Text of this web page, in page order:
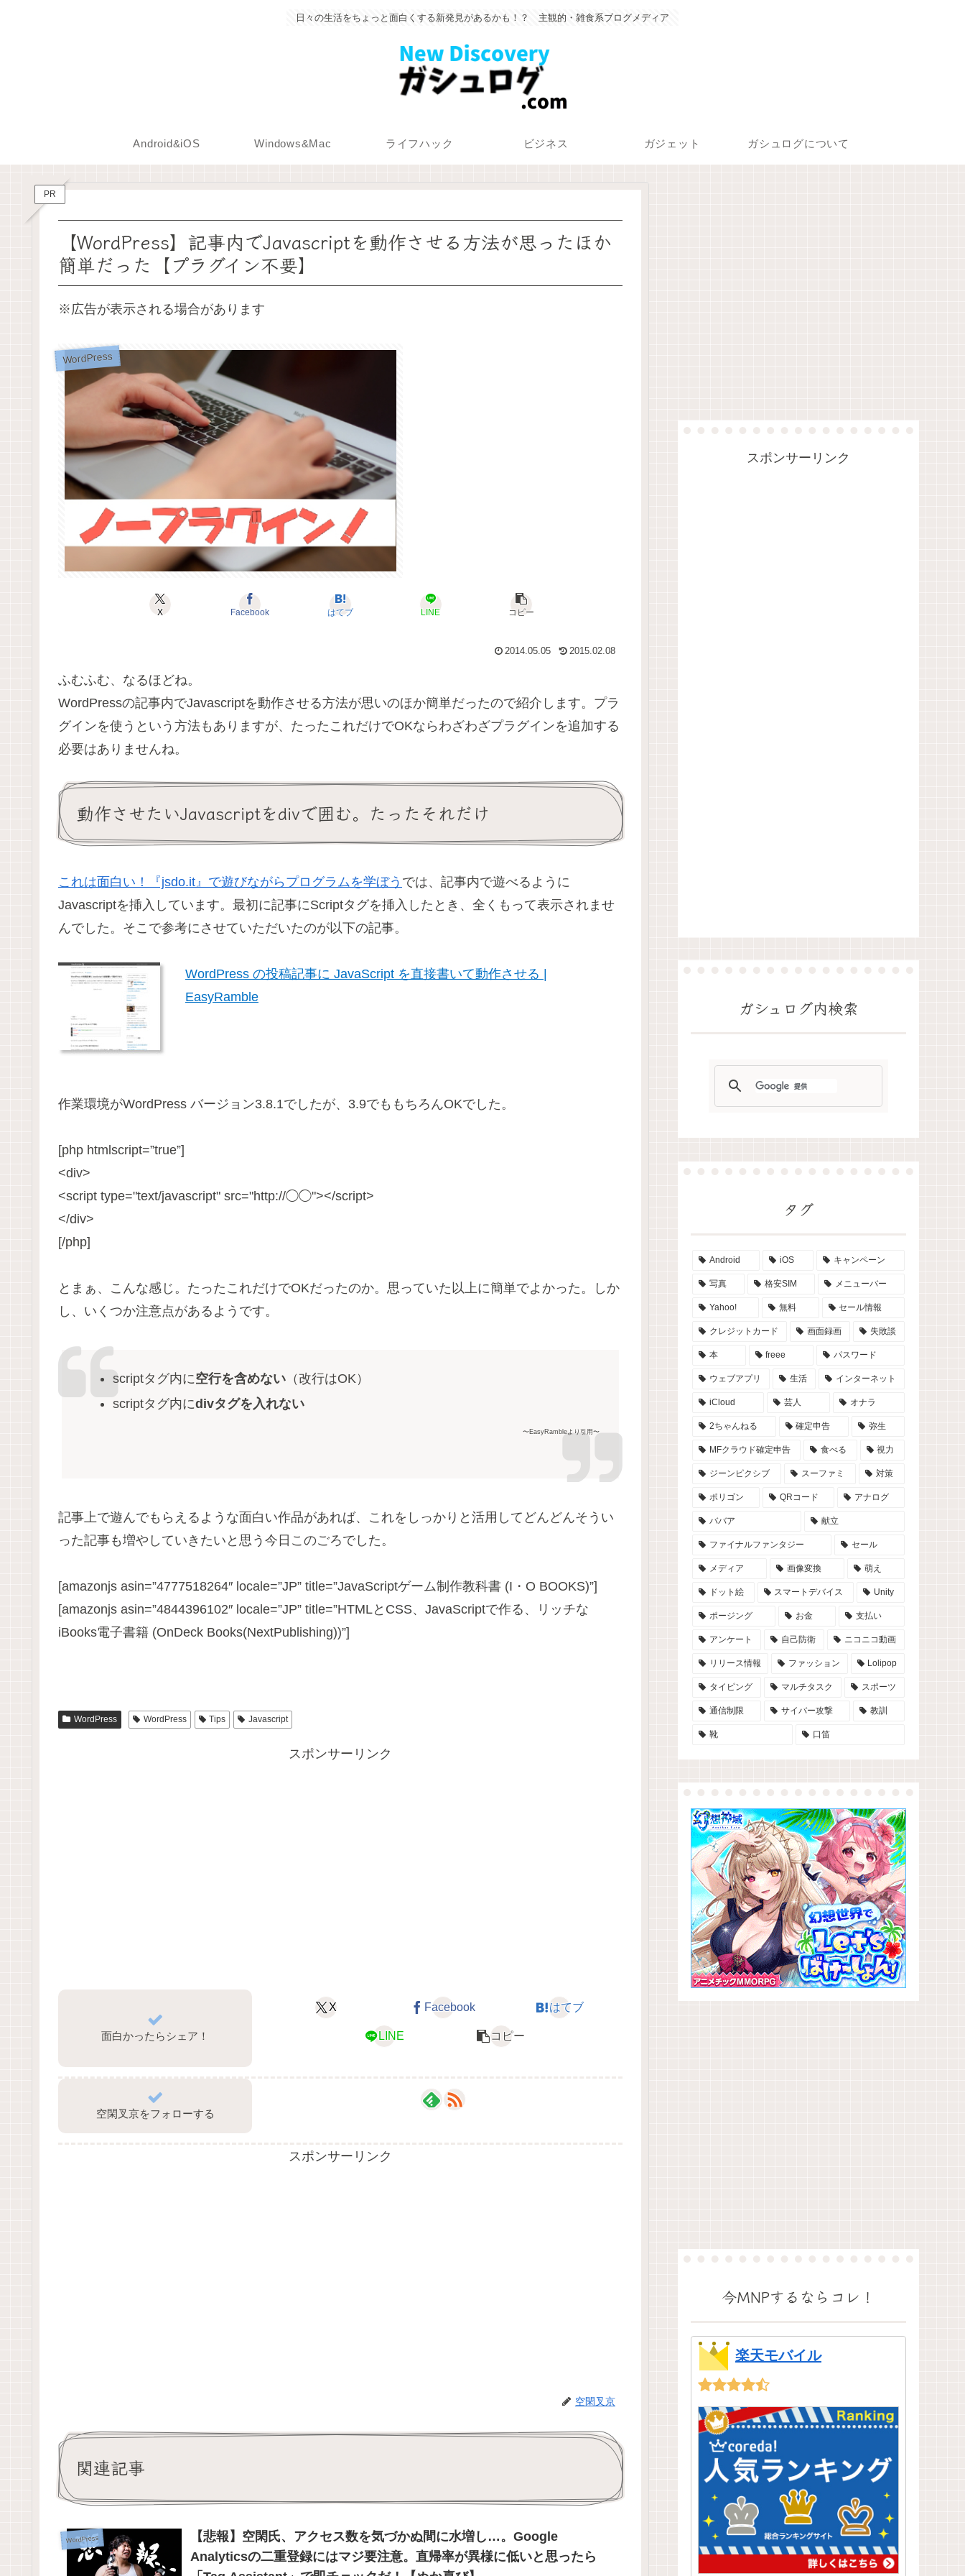
日々の生活をちょっと面白くする新発見があるかも！？ 主観的・雑食系ブログメディア
Android&iOS Windows&Mac ライフハック ビジネス ガジェット ガシュログについて
PR
【WordPress】記事内でJavascriptを動作させる方法が思ったほか
簡単だった【プラグイン不要】
※広告が表示される場合があります
WordPress
X Facebook はてブ LINE コピー
2014.05.05 2015.02.08
ふむふむ、なるほどね。
WordPressの記事内でJavascriptを動作させる方法が思いのほか簡単だったので紹介します。プラ
グインを使うという方法もありますが、たったこれだけでOKならわざわざプラグインを追加する
必要はありませんね。
動作させたいJavascriptをdivで囲む。たったそれだけ
これは面白い！『jsdo.it』で遊びながらプログラムを学ぼう では、記事内で遊べるように
Javascriptを挿入しています。最初に記事にScriptタグを挿入したとき、全くもって表示されませ
んでした。そこで参考にさせていただいたのが以下の記事。
WordPress の投稿記事に JavaScript を直接書いて動作させる |
EasyRamble
作業環境がWordPress バージョン3.8.1でしたが、3.9でももちろんOKでした。
[php htmlscript=”true”]
<div>
<script type="text/javascript" src="http://◯◯"></script>
</div>
[/php]
とまぁ、こんな感じ。たったこれだけでOKだったのか。思っていた以上に簡単でよかった。しか
し、いくつか注意点があるようです。
scriptタグ内に空行を含めない（改行はOK）
scriptタグ内にdivタグを入れない
〜EasyRambleより引用〜
記事上で遊んでもらえるような面白い作品があれば、これをしっかりと活用してどんどんそうい
った記事も増やしていきたいと思う今日このごろでした。
[amazonjs asin=”4777518264″ locale=”JP” title=”JavaScriptゲーム制作教科書 (I・O BOOKS)”]
[amazonjs asin=”4844396102″ locale=”JP” title=”HTMLとCSS、JavaScriptで作る、リッチな
iBooks電子書籍 (OnDeck Books(NextPublishing))”]
WordPress WordPress Tips Javascript
スポンサーリンク
面白かったらシェア！
X Facebook はてブ
LINE コピー
空閑叉京をフォローする
スポンサーリンク
空閑叉京
関連記事
WordPress
【悲報】空閑氏、アクセス数を気づかぬ間に水増し…。Google
Analyticsの二重登録にはマジ要注意。直帰率が異様に低いと思ったら
スポンサーリンク
ガシュログ内検索
タグ
Android iOS キャンペーン
写真 格安SIM メニューバー
Yahoo! 無料 セール情報
クレジットカード 画面録画 失敗談
本 freee パスワード
ウェブアプリ 生活 インターネット
iCloud 芸人 オナラ
2ちゃんねる 確定申告 弥生
MFクラウド確定申告 食べる 視力
ジーンピクシブ スーファミ 対策
ポリゴン QRコード アナログ
ババア 献立
ファイナルファンタジー セール
メディア 画像変換 萌え
ドット絵 スマートデバイス Unity
ポージング お金 支払い
アンケート 自己防衛 ニコニコ動画
リリース情報 ファッション Lolipop
タイピング マルチタスク スポーツ
通信制限 サイバー攻撃 教訓
靴 口笛
今MNPするならコレ！
楽天モバイル